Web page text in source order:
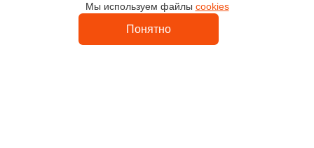
Контакты
Мы используем файлы cookies
Понятно